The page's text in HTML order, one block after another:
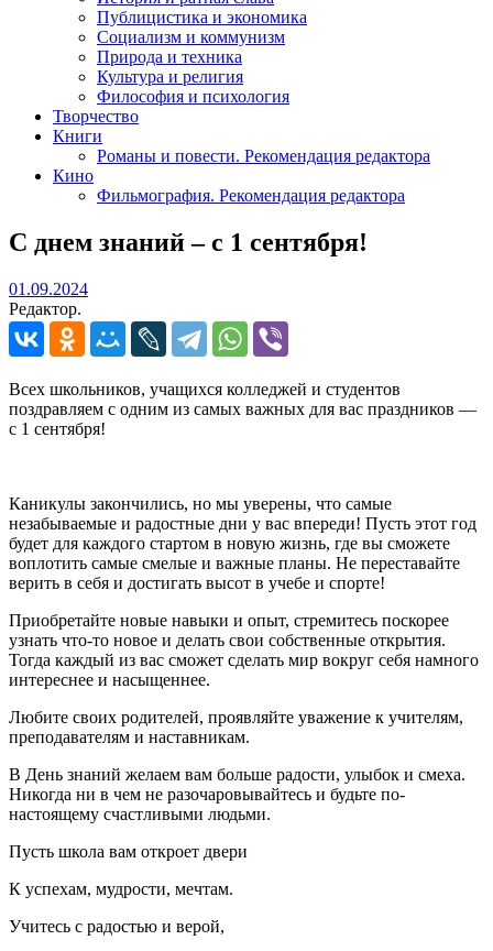
Публицистика и экономика
Социализм и коммунизм
Природа и техника
Культура и религия
Философия и психология
Творчество
Книги
Романы и повести. Рекомендация редактора
Кино
Фильмография. Рекомендация редактора
С днем знаний – с 1 сентября!
01.09.202401.09.2024
Редактор.
Всех школьников, учащихся колледжей и студентов
поздравляем с одним из самых важных для вас праздников —
с 1 сентября!
Каникулы закончились, но мы уверены, что самые
незабываемые и радостные дни у вас впереди! Пусть этот год
будет для каждого стартом в новую жизнь, где вы сможете
воплотить самые смелые и важные планы. Не переставайте
верить в себя и достигать высот в учебе и спорте!
Приобретайте новые навыки и опыт, стремитесь поскорее
узнать что-то новое и делать свои собственные открытия.
Тогда каждый из вас сможет сделать мир вокруг себя намного
интереснее и насыщеннее.
Любите своих родителей, проявляйте уважение к учителям,
преподавателям и наставникам.
В День знаний желаем вам больше радости, улыбок и смеха.
Никогда ни в чем не разочаровывайтесь и будьте по-
настоящему счастливыми людьми.
Пусть школа вам откроет двери
К успехам, мудрости, мечтам.
Учитесь с радостью и верой,